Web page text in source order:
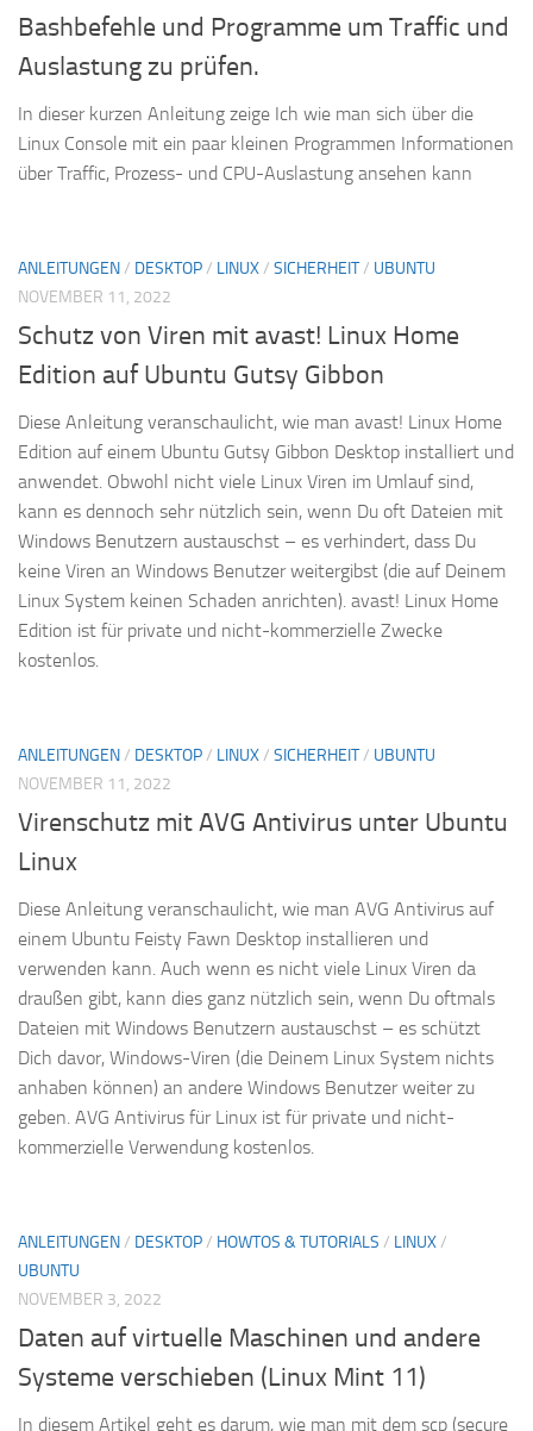
Bashbefehle und Programme um Traffic und
Auslastung zu prüfen.
In dieser kurzen Anleitung zeige Ich wie man sich über die
Linux Console mit ein paar kleinen Programmen Informationen
über Traffic, Prozess- und CPU-Auslastung ansehen kann
ANLEITUNGEN/ DESKTOP/ LINUX/ SICHERHEIT/ UBUNTU
NOVEMBER 11, 2022
Schutz von Viren mit avast! Linux Home
Edition auf Ubuntu Gutsy Gibbon
Diese Anleitung veranschaulicht, wie man avast! Linux Home
Edition auf einem Ubuntu Gutsy Gibbon Desktop installiert und
anwendet. Obwohl nicht viele Linux Viren im Umlauf sind,
kann es dennoch sehr nützlich sein, wenn Du oft Dateien mit
Windows Benutzern austauschst – es verhindert, dass Du
keine Viren an Windows Benutzer weitergibst (die auf Deinem
Linux System keinen Schaden anrichten). avast! Linux Home
Edition ist für private und nicht-kommerzielle Zwecke
kostenlos.
ANLEITUNGEN/ DESKTOP/ LINUX/ SICHERHEIT/ UBUNTU
NOVEMBER 11, 2022
Virenschutz mit AVG Antivirus unter Ubuntu
Linux
Diese Anleitung veranschaulicht, wie man AVG Antivirus auf
einem Ubuntu Feisty Fawn Desktop installieren und
verwenden kann. Auch wenn es nicht viele Linux Viren da
draußen gibt, kann dies ganz nützlich sein, wenn Du oftmals
Dateien mit Windows Benutzern austauschst – es schützt
Dich davor, Windows-Viren (die Deinem Linux System nichts
anhaben können) an andere Windows Benutzer weiter zu
geben. AVG Antivirus für Linux ist für private und nicht-
kommerzielle Verwendung kostenlos.
ANLEITUNGEN/ DESKTOP/ HOWTOS & TUTORIALS / LINUX/
UBUNTU
NOVEMBER 3, 2022
Daten auf virtuelle Maschinen und andere
Systeme verschieben (Linux Mint 11)
In diesem Artikel geht es darum, wie man mit dem scp (secure